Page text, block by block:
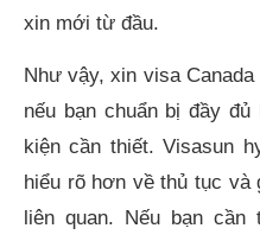
xin mới từ đầu.
Như vậy, xin visa
nếu bạn chuẩn bị đầy
kiện cần thiết. Visasun
hiểu rõ hơn về thủ tục
liên quan. Nếu bạn